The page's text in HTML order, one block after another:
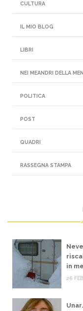
CULTURA
IL MIO BLOG
LIBRI
NEI MEANDRI DELLA
POLITICA
POST
QUADRI
RASSEGNA STAMPA
in
26